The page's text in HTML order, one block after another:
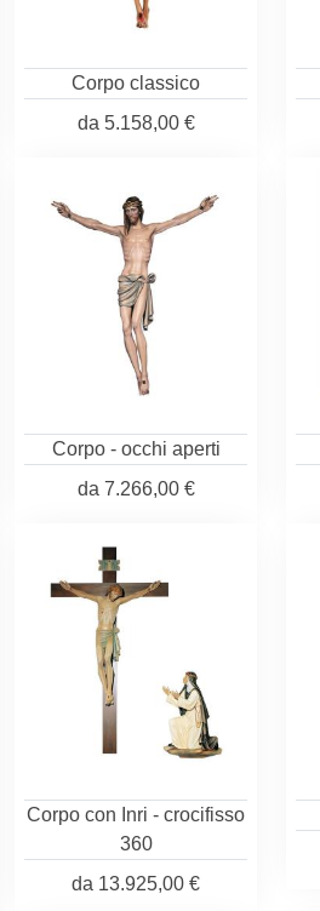
Corpo classico
da 5.158,00 €
Corpo - occhi aperti
da 7.266,00 €
Corpo con Inri - crocifisso
360
da 13.925,00 €